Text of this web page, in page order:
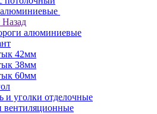
Назад
алюминиевые
42мм
38мм
60мм
и уголки отделочные
вентиляционные